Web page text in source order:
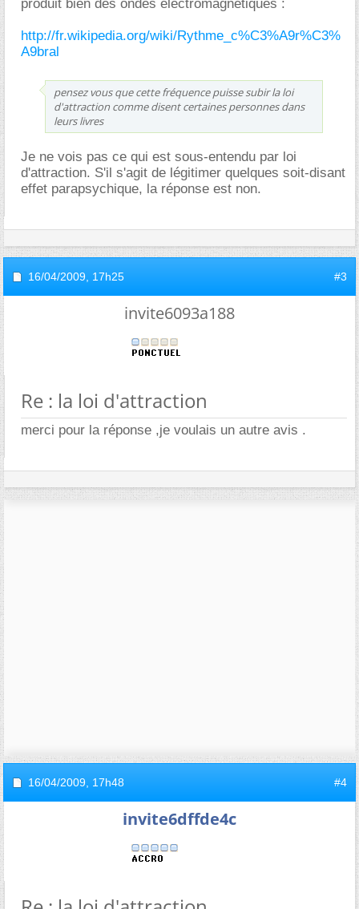
produit bien des ondes électromagnétiques :
http://fr.wikipedia.org/wiki/Rythme_c%C3%A9r%C3%
A9bral
pensez vous que cette fréquence puisse subir la loi
d'attraction comme disent certaines personnes dans
leurs livres
Je ne vois pas ce qui est sous-entendu par loi
d'attraction. S'il s'agit de légitimer quelques soit-disant
effet parapsychique, la réponse est non.
16/04/2009, 17h25 #3
invite6093a188
Re : la loi d'attraction
merci pour la réponse ,je voulais un autre avis .
16/04/2009, 17h48 #4
invite6dffde4c